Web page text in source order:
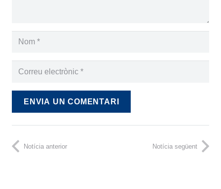
ENVIA UN COMENTARI
Notícia anterior Notícia següent